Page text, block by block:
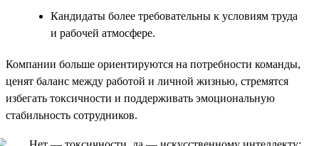
Кандидаты более требовательны к условиям труда
и рабочей атмосфере.
Компании больше ориентируются на потребности команды,
ценят баланс между работой и личной жизнью, стремятся
избегать токсичности и поддерживать эмоциональную
стабильность сотрудников.